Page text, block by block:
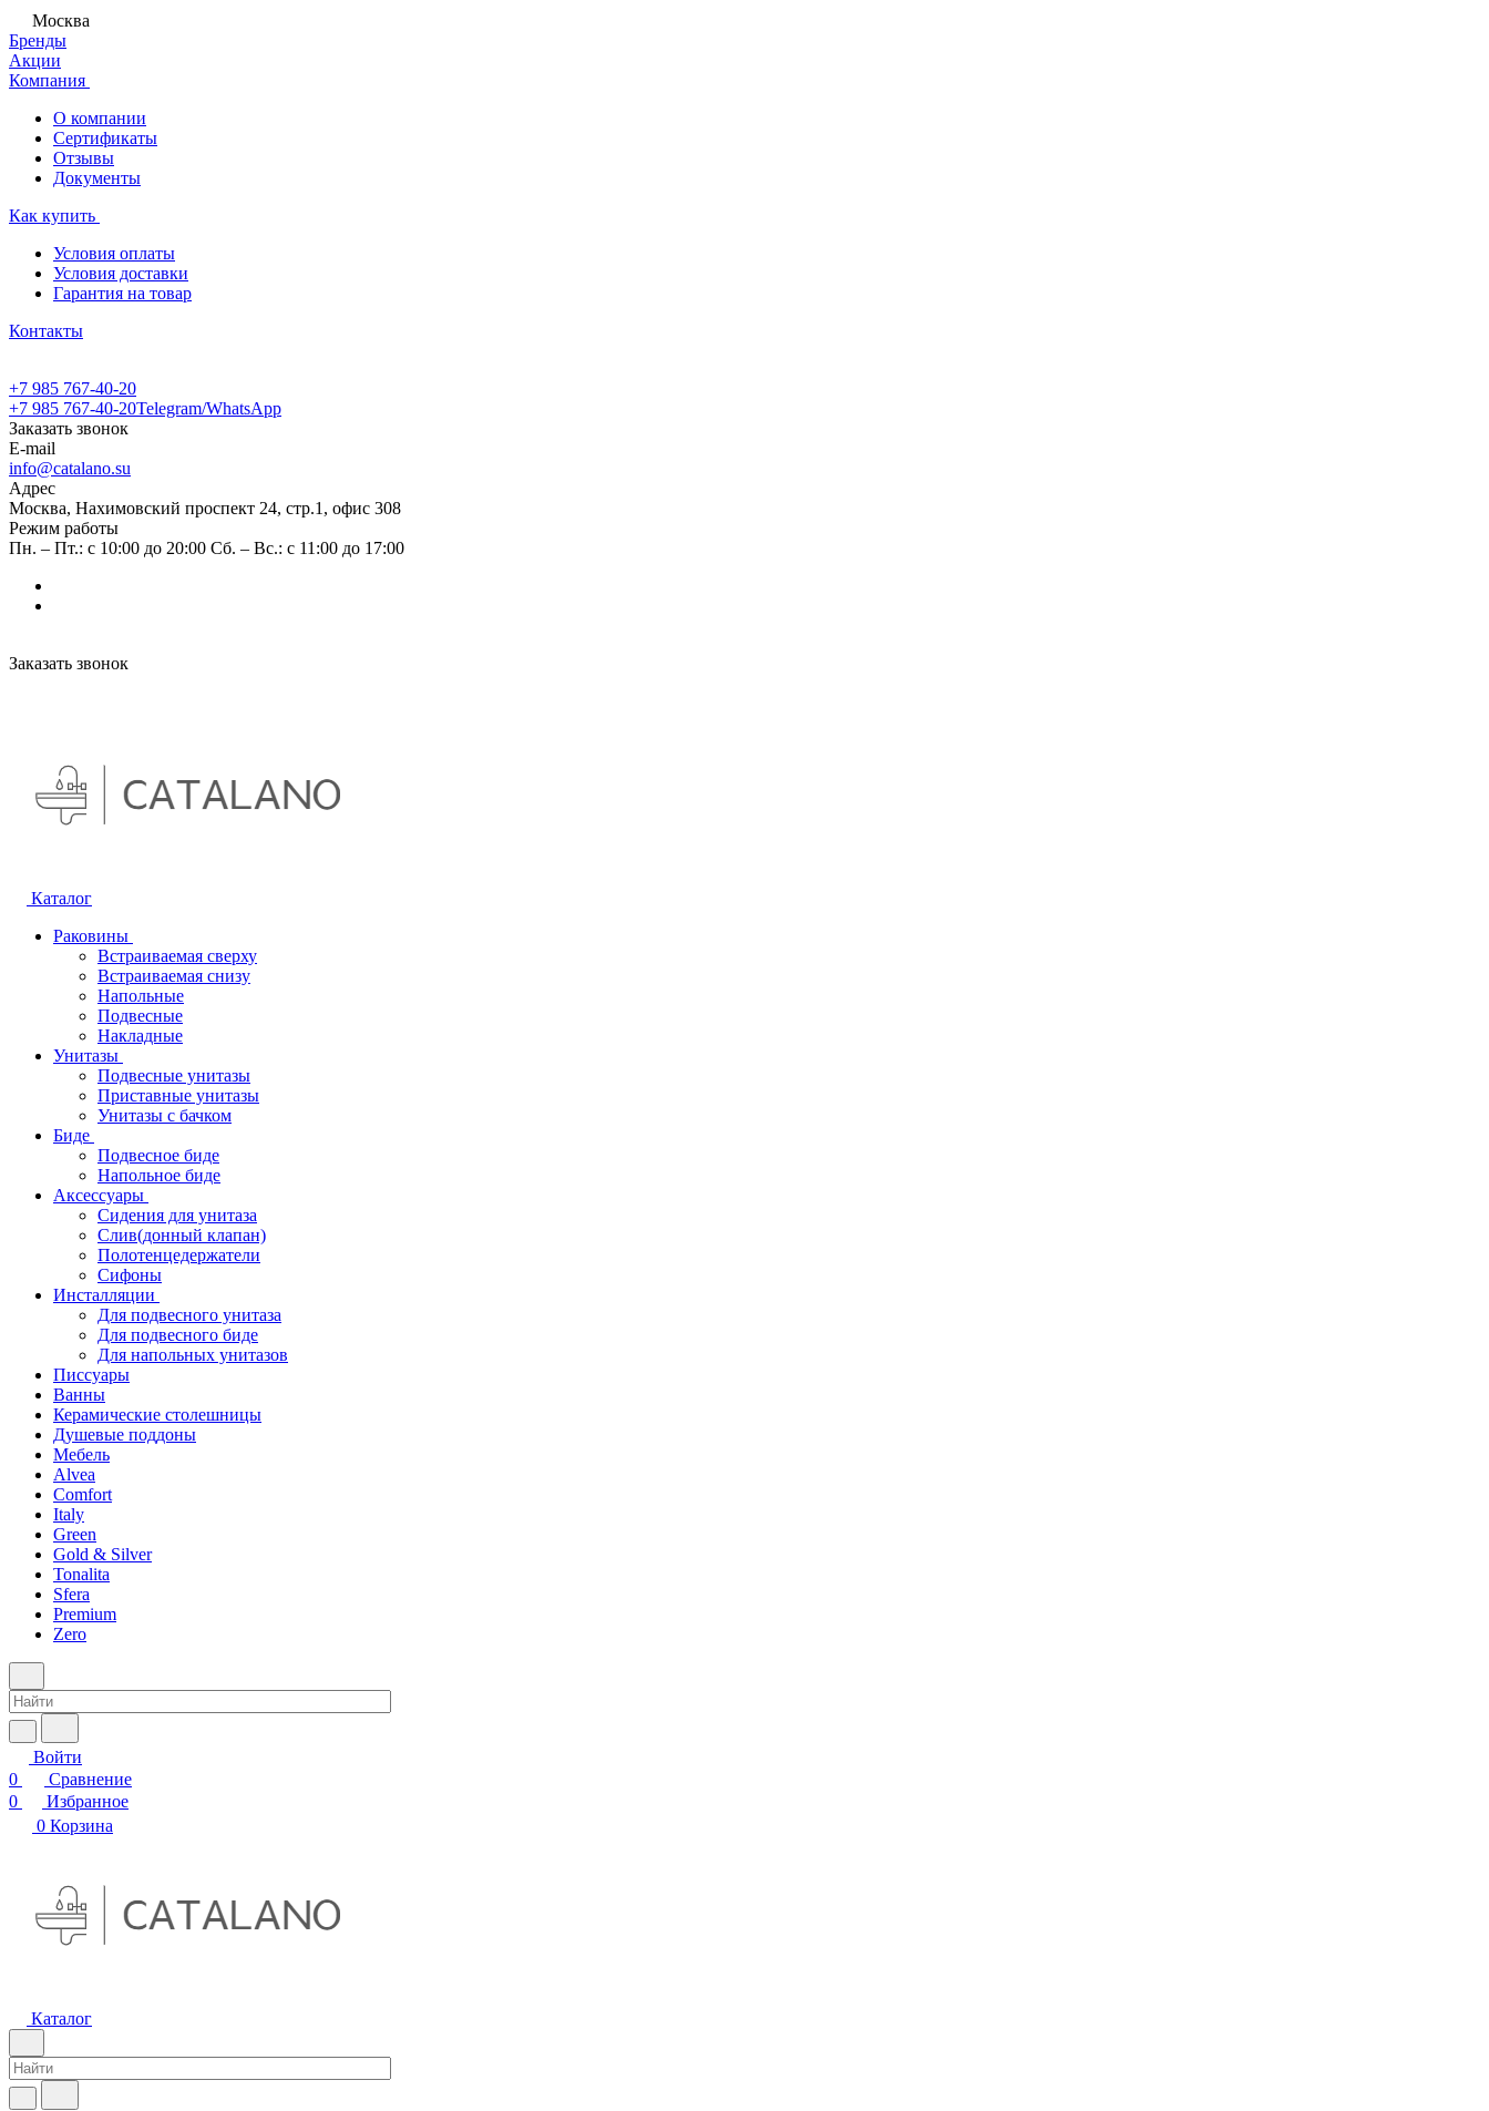
Москва
Бренды
Акции
Компания
О компании
Сертификаты
Отзывы
Документы
Как купить
Условия оплаты
Условия доставки
Гарантия на товар
Контакты
+7 985 767-40-20
+7 985 767-40-20Telegram/WhatsApp
Заказать звонок
E-mail
info@catalano.su
Адрес
Москва, Нахимовский проспект 24, стр.1, офис 308
Режим работы
Пн. – Пт.: с 10:00 до 20:00 Сб. – Вс.: с 11:00 до 17:00
Заказать звонок
Каталог
Раковины
Встраиваемая сверху
Встраиваемая снизу
Напольные
Подвесные
Накладные
Унитазы
Подвесные унитазы
Приставные унитазы
Унитазы с бачком
Биде
Подвесное биде
Напольное биде
Аксессуары
Сидения для унитаза
Слив(донный клапан)
Полотенцедержатели
Сифоны
Инсталляции
Для подвесного унитаза
Для подвесного биде
Для напольных унитазов
Писсуары
Ванны
Керамические столешницы
Душевые поддоны
Мебель
Alvea
Comfort
Italy
Green
Gold & Silver
Tonalita
Sfera
Premium
Zero
Войти
0
Сравнение
0
Избранное
0 Корзина
Каталог